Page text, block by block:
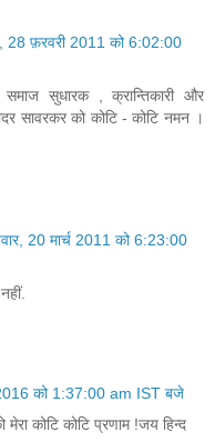
28 फ़रवरी 2011 को 6:02:00
सुधारक , क्रान्तिकारी और
सावरकर को कोटि - कोटि नमन ।
20 मार्च 2011 को 6:23:00
को 1:37:00 am IST बजे
कोटि कोटि प्रणाम !जय हिन्द